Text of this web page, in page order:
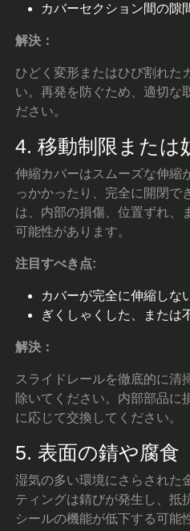
カバーセクション間の隙
解決：
ひどく変形またはひび割れた
い。再発を防ぐため、適切な
ださい。
4. 移動制限または
伸縮カバーはスムーズな伸縮
っかかったり、完全に開閉で
は、内部の損傷、位置ずれ、
可能性があります。
注目すべき点:
カバーが完全に伸縮しな
ぎくしゃくした、または
解決：
スライドレールを徹底的に清
除いてください。内部部品に
に応じて交換してください。
5. 表面の錆や腐食
湿気の多い環境にさらされた
ティングは錆びが発生し、抵
シールの機能が低下する可能